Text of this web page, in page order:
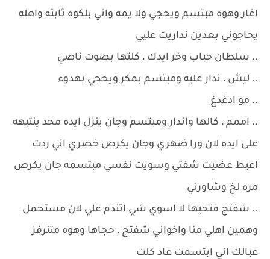
اغار وهوه مبتسم ويحجي ولا يمه واني بلكوه ثابته واهله
يحاجوني بعدين نداريت عليي
.. سلطان حباب وخر ايدك ، كلتها بصوت ناصي
.. ليش ، ندار عليه ومبتسم بمكر ويحجي بهدوء
.. مو ادغدغ
.. اممم ، كالها واندار ومبتسم وجان ينزل ايده محد ينتبهه
على ايده لان ورا ضهري وجان يكرص خصري اني ردت
اعيط عضيت شفتي وسويت نفسي مبتسمه جان يكرص
مره لخ وشاورني
.. شفتج فتحيها لا اسوي شي اتندم علي لان مستحمل
وهمين اهلي منا واخواني شفتج ، حجاها وهوه متنرفز
عبالك اني ابتسمت عاد كلت